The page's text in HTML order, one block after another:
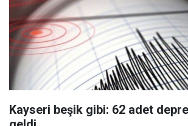
Kayseri beşik gibi: 62 adet